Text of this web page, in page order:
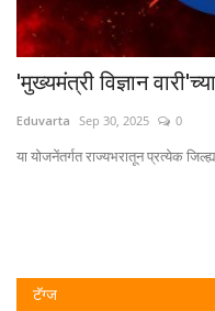
'मुख्यमंत्री विज्ञान
Eduvarta Sep 30, 2025 0
या योजनेंतर्गत राज्यभरातून प्रत्येक
टॅग्ज